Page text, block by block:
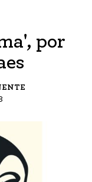
por